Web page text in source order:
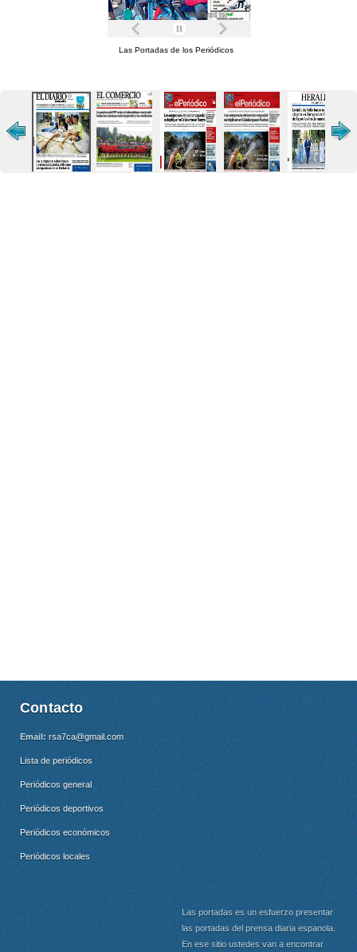
Las Portadas de los Periódicos
Contacto
Email: rsa7ca@gmail.com
Lista de periódicos
Periódicos general
Periódicos deportivos
Periódicos económicos
Periódicos locales
Las portadas es un esfuerzo presentar
las portadas del prensa diaria espanola.
En ese sitio ustedes van a encontrar